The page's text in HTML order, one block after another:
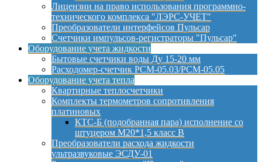
Лицензии на право использования программно-
технического комплекса "ЛЭРС-УЧЕТ"
Преобразователи интерфейсов Пульсар
Счетчики импульсов-регистраторы "Пульсар"
Оборудование учета жидкости
Бытовые счетчики воды Ду 15-20 мм
Расходомер-счетчик РСМ-05.03/РСМ-05.05
Оборудование учета тепла
Квартирные теплосчетчики
Комплекты термометров сопротивления
платиновых
КТС-Б (подобранная пара) исполнение со
штуцером М20*1,5 класс B
Преобразователи расхода жидкости
ультразвуковые ЭСДУ-01